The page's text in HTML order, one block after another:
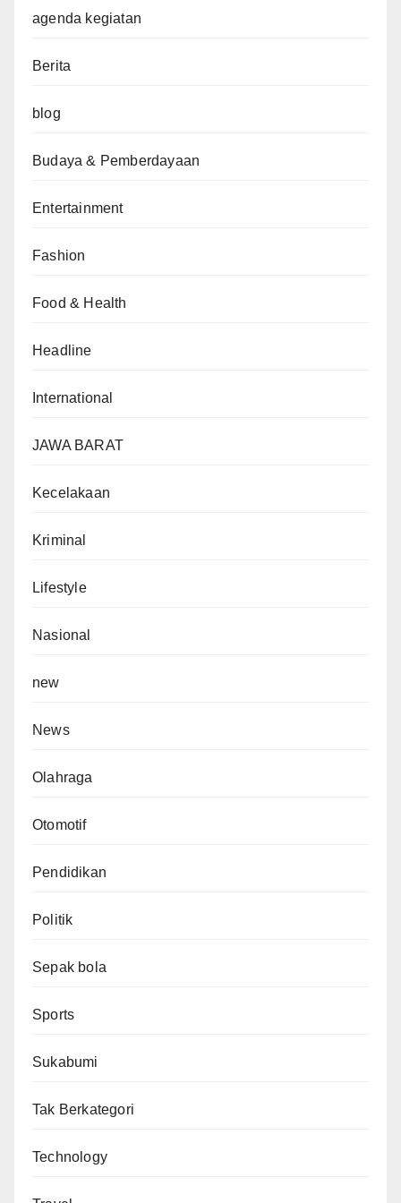
agenda kegiatan
Berita
blog
Budaya & Pemberdayaan
Entertainment
Fashion
Food & Health
Headline
International
JAWA BARAT
Kecelakaan
Kriminal
Lifestyle
Nasional
new
News
Olahraga
Otomotif
Pendidikan
Politik
Sepak bola
Sports
Sukabumi
Tak Berkategori
Technology